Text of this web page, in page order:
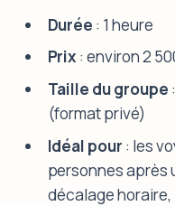
Durée : 1 heure
Prix : environ 2
Taille du groupe
(format privé)
Idéal pour : les
personnes après
décalage